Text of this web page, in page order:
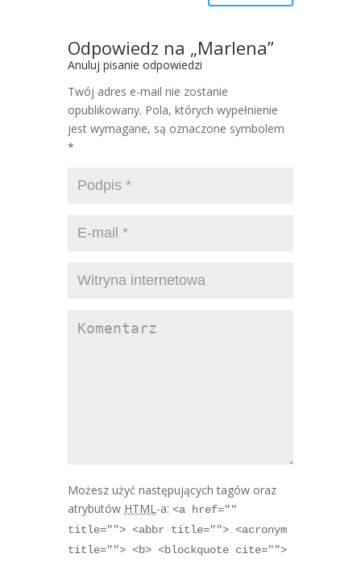
Odpowiedz na „Marlena”
Anuluj pisanie odpowiedzi
Twój adres e-mail nie zostanie
opublikowany. Pola, których wypełnienie
jest wymagane, są oznaczone symbolem
*
Możesz użyć następujących tagów oraz
atrybutów HTML -a: <a href=""
title=""> <abbr title=""> <acronym
title=""> <b> <blockquote cite="">